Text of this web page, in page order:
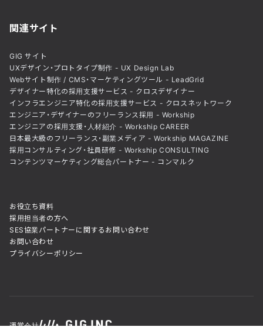
関連サイト
GIG サイト
UXデザイン・プロトタイプ制作 - UX Design Lab
Webサイト制作 / CMS・マーケティングツール - LeadGrid
デザイナー特化の採用支援サービス - クロスデザイナー
インフラエンジニア特化の採用支援サービス - クロスネットワーク
エンジニア・デザイナーのフリーランス採用 - Workship
エンジニアの採用支援・人材紹介 - Workship CAREER
日本最大級のフリーランス・副業メディア - Workship MAGAZINE
採用コンサルティング・社員研修 - Workship CONSULTING
コンテンツマーケティング総合パートナー - コンマルク
お役立ち資料
採用担当者の方へ
SES協業パートナーに関するお問い合わせ
お問い合わせ
プライバシーポリシー